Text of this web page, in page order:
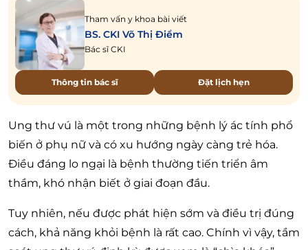
Tham vấn y khoa bài viết
BS. CKI Võ Thị Điểm
Bác sĩ CKI
Thông tin bác sĩ Đặt lịch hẹn
Ung thư vú là một trong những bệnh lý ác tính phổ
biến ở phụ nữ và có xu hướng ngày càng trẻ hóa.
Điều đáng lo ngại là bệnh thường tiến triển âm
thầm, khó nhận biết ở giai đoạn đầu.
Tuy nhiên, nếu được phát hiện sớm và điều trị đúng
cách, khả năng khỏi bệnh là rất cao. Chính vì vậy, tầm